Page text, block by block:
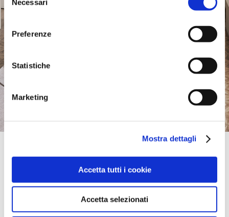
delNecessari
Preferenze
Statistiche
Marketing
Mostra dettagli
Accetta tutti i cookie
Accetta selezionati
Leather By Design | Cannock
6 PROGRESS DRIVE BRIDGETOWN,
+44 (0)1543467403
portami qui